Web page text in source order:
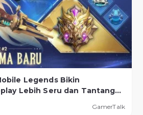
Legends Bikin
Lebih Seru dan Tantangan
GamerTalk